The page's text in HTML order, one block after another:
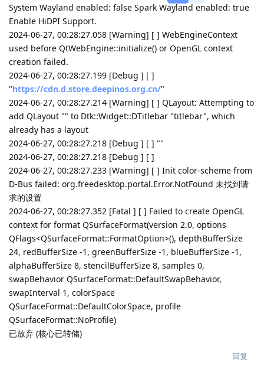
System Wayland enabled: false Spark Wayland enabled: true
Enable HiDPI Support.
2024-06-27, 00:28:27.058 [Warning] [ ] WebEngineContext
used before QtWebEngine::initialize() or OpenGL context
creation failed.
2024-06-27, 00:28:27.199 [Debug ] [ ]
"https://cdn.d.store.deepinos.org.cn/"
2024-06-27, 00:28:27.214 [Warning] [ ] QLayout: Attempting to
add QLayout "" to Dtk::Widget::DTitlebar "titlebar", which
already has a layout
2024-06-27, 00:28:27.218 [Debug ] [ ] ""
2024-06-27, 00:28:27.218 [Debug ] [ ]
2024-06-27, 00:28:27.233 [Warning] [ ] Init color-scheme from
D-Bus failed: org.freedesktop.portal.Error.NotFound 未找到请
求的设置
2024-06-27, 00:28:27.352 [Fatal ] [ ] Failed to create OpenGL
context for format QSurfaceFormat(version 2.0, options
QFlags<QSurfaceFormat::FormatOption>(), depthBufferSize
24, redBufferSize -1, greenBufferSize -1, blueBufferSize -1,
alphaBufferSize 8, stencilBufferSize 8, samples 0,
swapBehavior QSurfaceFormat::DefaultSwapBehavior,
swapInterval 1, colorSpace
QSurfaceFormat::DefaultColorSpace, profile
QSurfaceFormat::NoProfile)
已放弃 (核心已转储)
回复